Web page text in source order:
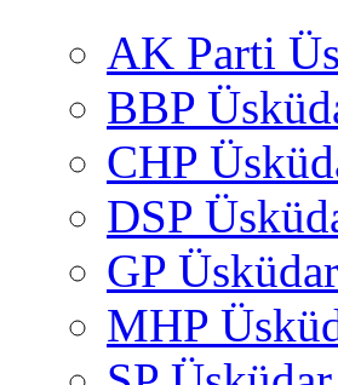
AK Parti
BBP
CHP
DSP
GP Üsküdar
MHP